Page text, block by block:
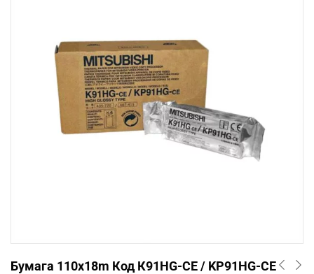
Бумага 110х18m Код К91HG-CE / KP91HG-CE